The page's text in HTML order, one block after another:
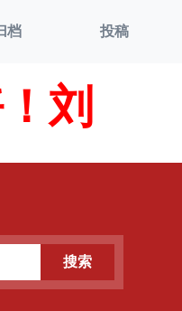
刘
档 投稿
搜索